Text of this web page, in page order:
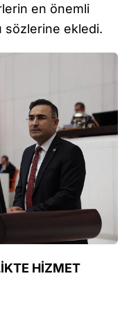
en önemli
sözlerine ekledi.
HİZMET